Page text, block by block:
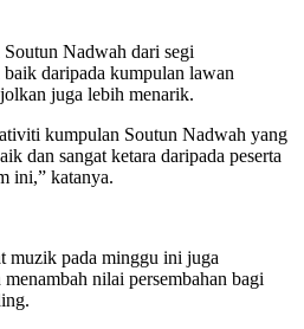
Nadwah dari segi
daripada kumpulan lawan
juga lebih menarik.
kumpulan Soutun Nadwah yang
dan sangat ketara daripada peserta
ini,” katanya.
muzik pada minggu ini juga
nilai persembahan bagi